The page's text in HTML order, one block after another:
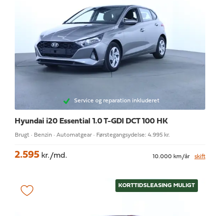
Service og reparation inkluderet
Hyundai i20 Essential 1.0 T-GDI DCT 100 HK
Brugt · Benzin · Automatgear · Førstegangsydelse: 4.995 kr.
2.595 kr./md. 10.000 km/år skift
KORTTIDSLEASING MULIGT